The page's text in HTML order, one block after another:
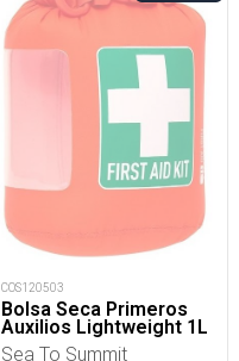
COS120503
Bolsa Seca Primeros
Auxilios Lightweight 1L
Sea To Summit